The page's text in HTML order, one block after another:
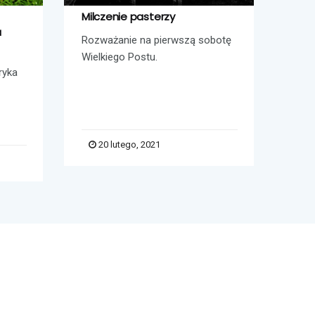
Milczenie pasterzy
Rozważanie na pierwszą sobotę
Wielkiego Postu.
20 lutego, 2021